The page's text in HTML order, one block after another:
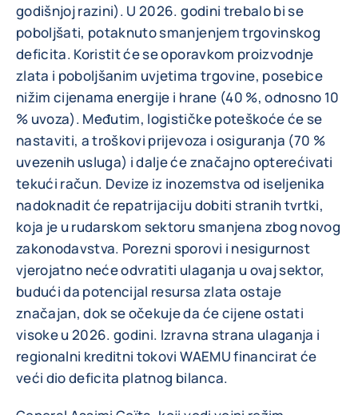
godišnjoj razini). U 2026. godini trebalo bi se
poboljšati, potaknuto smanjenjem trgovinskog
deficita. Koristit će se oporavkom proizvodnje
zlata i poboljšanim uvjetima trgovine, posebice
nižim cijenama energije i hrane (40 %, odnosno 10
% uvoza). Međutim, logističke poteškoće će se
nastaviti, a troškovi prijevoza i osiguranja (70 %
uvezenih usluga) i dalje će značajno opterećivati
tekući račun. Devize iz inozemstva od iseljenika
nadoknadit će repatrijaciju dobiti stranih tvrtki,
koja je u rudarskom sektoru smanjena zbog novog
zakonodavstva. Porezni sporovi i nesigurnost
vjerojatno neće odvratiti ulaganja u ovaj sektor,
budući da potencijal resursa zlata ostaje
značajan, dok se očekuje da će cijene ostati
visoke u 2026. godini. Izravna strana ulaganja i
regionalni kreditni tokovi WAEMU financirat će
veći dio deficita platnog bilanca.